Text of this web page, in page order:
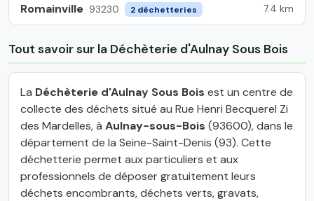
Romainville 93230 2 déchetteries 7.4 km
Tout savoir sur la Déchèterie d'Aulnay Sous Bois
La Déchèterie d'Aulnay Sous Bois est un centre de
collecte des déchets situé au Rue Henri Becquerel Zi
des Mardelles, à Aulnay-sous-Bois (93600), dans le
département de la Seine-Saint-Denis (93). Cette
déchetterie permet aux particuliers et aux
professionnels de déposer gratuitement leurs
déchets encombrants, déchets verts, gravats,